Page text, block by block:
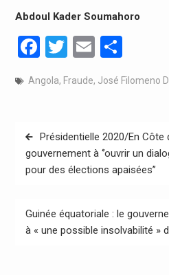
Abdoul Kader Soumahoro
Facebook
Twitter
Email
Angola, Fraude, José Filomeno
Navigation
de
l’article
Présidentielle 2020/En Côte
gouvernement à ‘’ouvrir un
pour des élections apaisées’’
Guinée équatoriale : le
à « une possible insolvabilité »